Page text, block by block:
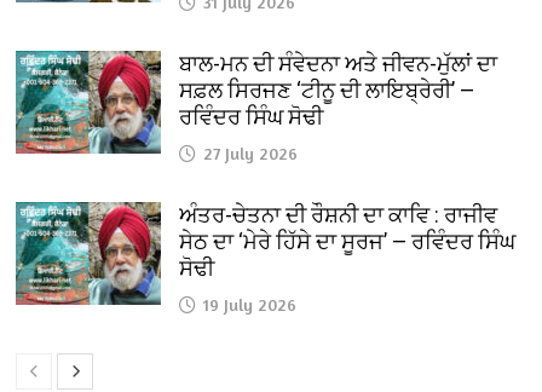
ਬਾਲ-ਮਨ ਦੀ ਸੰਵੇਦਨਾ ਅਤੇ ਜੀਵਨ-ਮੁੱਲਾਂ ਦਾ
ਸਫ਼ਲ ਸਿਰਜਣ ‘ਟੀਨੂ ਦੀ ਲਾਇਬ੍ਰੇਰੀ’ —
ਰਵਿੰਦਰ ਸਿੰਘ ਸੋਢੀ
27 July 2026
ਅੰਤਰ-ਚੇਤਨਾ ਦੀ ਰੌਸ਼ਨੀ ਦਾ ਕਾਵਿ : ਰਾਜੀਵ
ਸੇਠ ਦਾ ‘ਮੇਰੇ ਹਿੱਸੇ ਦਾ ਸੂਰਜ’ — ਰਵਿੰਦਰ ਸਿੰਘ
ਸੋਢੀ
19 July 2026